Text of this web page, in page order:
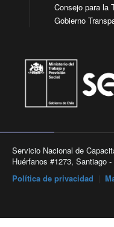
Consejo para la
Gobierno
Servicio Nacional de
Huérfanos #1273, Santiago
Política de privacidad